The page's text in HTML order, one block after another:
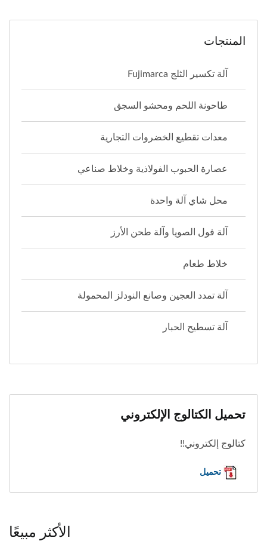
المنتجات
آلة تكسير الثلج Fujimarca
طاحونة اللحم ومحشو السجق
معدات تقطيع الخضروات التجارية
عصارة الحبوب الفولاذية وخلاط صناعي
محل شاي آلة واحدة
آلة فول الصويا وآلة طحن الأرز
خلاط طعام
آلة تمدد العجين وصانع النودلز المحمولة
آلة تسطيح الحبار
تحميل الكتالوج الإلكتروني
كتالوج إلكتروني!!
تحميل
الأكثر مبيعًا